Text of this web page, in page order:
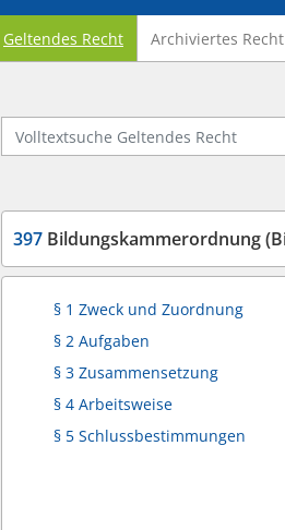
Kirchenrecht
Geltendes Recht Archiviertes Recht
Volltextsuche Geltendes Recht
397 Bildungskammerordnung
§ 1 Zweck und Zuordnung
§ 2 Aufgaben
§ 3 Zusammensetzung
§ 4 Arbeitsweise
§ 5 Schlussbestimmungen